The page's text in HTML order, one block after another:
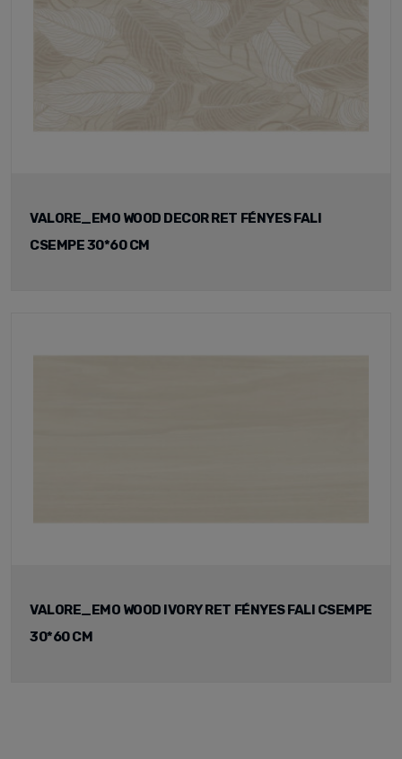
VALORE_EMO WOOD DECOR RET FÉNYES FALI
CSEMPE 30*60 CM
VALORE_EMO WOOD IVORY RET FÉNYES FALI CSEMPE
30*60 CM